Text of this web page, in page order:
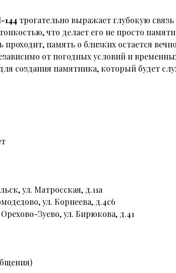
144 трогательно выражает глубокую
что делает его не просто
память о близких остается
от погодных условий и
создания памятника, который будет
ул. Матросская, д.11а
ул. Корнеева, д.4с6
Зуево, ул. Бирюкова, д.41